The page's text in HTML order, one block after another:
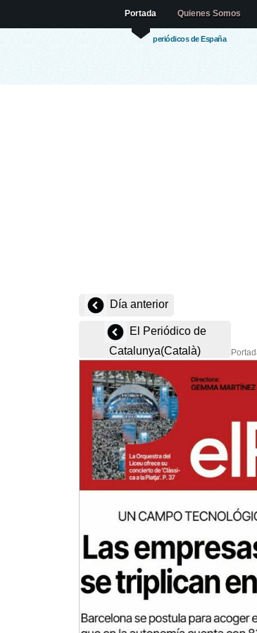
periódicos de España
Portada Quienes Somos
Día anterior
El Periódico de
Catalunya(Català)